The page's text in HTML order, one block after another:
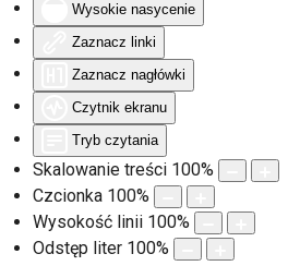
Wysokie nasycenie
Zaznacz linki
Zaznacz nagłówki
Czytnik ekranu
Tryb czytania
Skalowanie treści 100%
Czcionka 100%
Wysokość linii 100%
Odstęp liter 100%